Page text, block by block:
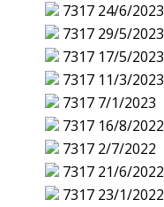
7317 24/6/2023
7317 29/5/2023
7317 17/5/2023
7317 11/3/2023
7317 7/1/2023
7317 16/8/2022
7317 2/7/2022
7317 21/6/2022
7317 23/1/2022